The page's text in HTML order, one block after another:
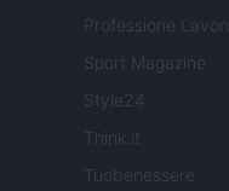
Professione Lavoro
Sport Magazine
Style24
Think.it
Tuobenessere